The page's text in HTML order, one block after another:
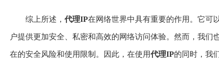
综上所述， 代理IP在网络世界中具有重要的作用。它可
户提供更加安全、私密和高效的网络访问体验。然而，我们
在的安全风险和使用限制。因此，在使用代理IP的同时，我